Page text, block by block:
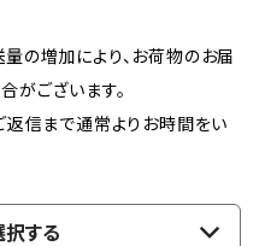
の増加により、お荷物のお届
がございます。
返信まで通常よりお時間をい
する